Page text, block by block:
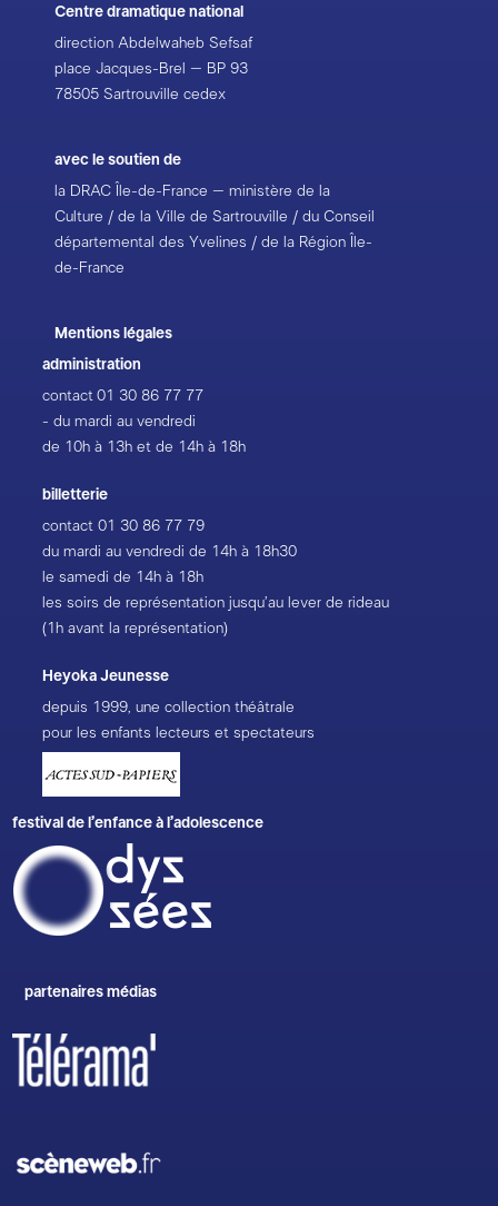
Centre dramatique national
direction Abdelwaheb Sefsaf
place Jacques-Brel – BP 93
78505 Sartrouville cedex
avec le soutien de
la DRAC Île-de-France – ministère de la
Culture / de la Ville de Sartrouville / du Conseil
départemental des Yvelines / de la Région Île-
de-France
Mentions légales
administration
contact 01 30 86 77 77
- du mardi au vendredi
de 10h à 13h et de 14h à 18h
billetterie
contact 01 30 86 77 79
du mardi au vendredi de 14h à 18h30
le samedi de 14h à 18h
les soirs de représentation jusqu’au lever de rideau
(1h avant la représentation)
Heyoka Jeunesse
depuis 1999, une collection théâtrale
pour les enfants lecteurs et spectateurs
festival de l’enfance à l’adolescence
partenaires médias